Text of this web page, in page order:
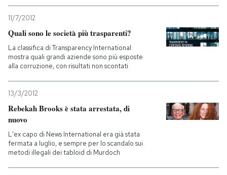
11/7/2012
Quali sono le società più trasparenti?
La classifica di Transparency International
mostra quali grandi aziende sono più esposte
alla corruzione, con risultati non scontati
13/3/2012
Rebekah Brooks è stata arrestata, di
nuovo
L'ex capo di News International era già stata
fermata a luglio, e sempre per lo scandalo sui
metodi illegali dei tabloid di Murdoch